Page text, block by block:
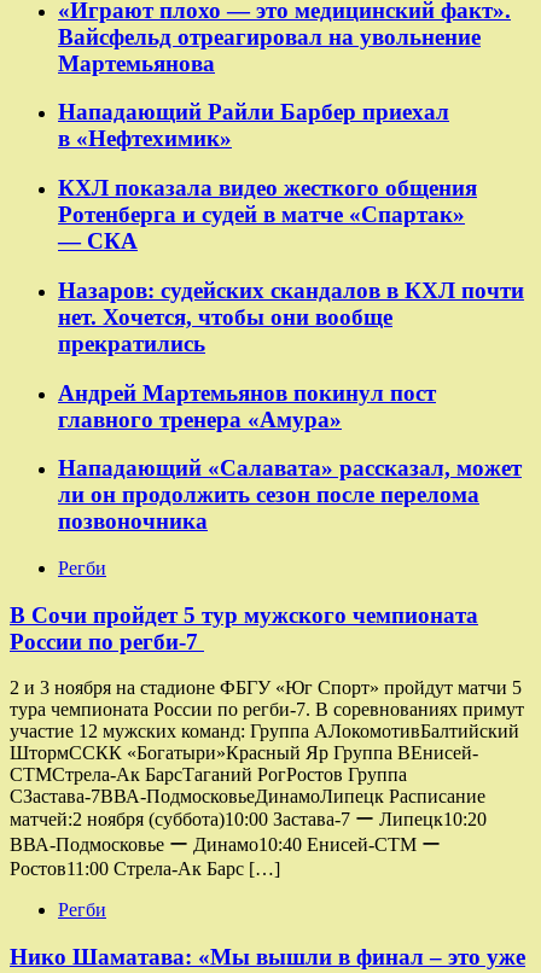
«Играют плохо — это медицинский факт».
Вайсфельд отреагировал на увольнение
Мартемьянова
Нападающий Райли Барбер приехал
в «Нефтехимик»
КХЛ показала видео жесткого общения
Ротенберга и судей в матче «Спартак»
— СКА
Назаров: судейских скандалов в КХЛ почти
нет. Хочется, чтобы они вообще
прекратились
Андрей Мартемьянов покинул пост
главного тренера «Амура»
Нападающий «Салавата» рассказал, может
ли он продолжить сезон после перелома
позвоночника
Регби
В Сочи пройдет 5 тур мужского чемпионата
России по регби-7
2 и 3 ноября на стадионе ФБГУ «Юг Спорт» пройдут матчи 5
тура чемпионата России по регби-7. В соревнованиях примут
участие 12 мужских команд: Группа AЛокомотивБалтийский
ШтормССКК «Богатыри»Красный Яр Группа ВЕнисей-
СТМСтрела-Ак БарсТаганий РогРостов Группа
СЗастава-7ВВА-ПодмосковьеДинамоЛипецк Расписание
матчей:2 ноября (суббота)10:00 Застава-7 ー Липецк10:20
ВВА-Подмосковье ー Динамо10:40 Енисей-СТМ ー
Ростов11:00 Стрела-Ак Барс […]
Регби
Нико Шаматава: «Мы вышли в финал – это уже